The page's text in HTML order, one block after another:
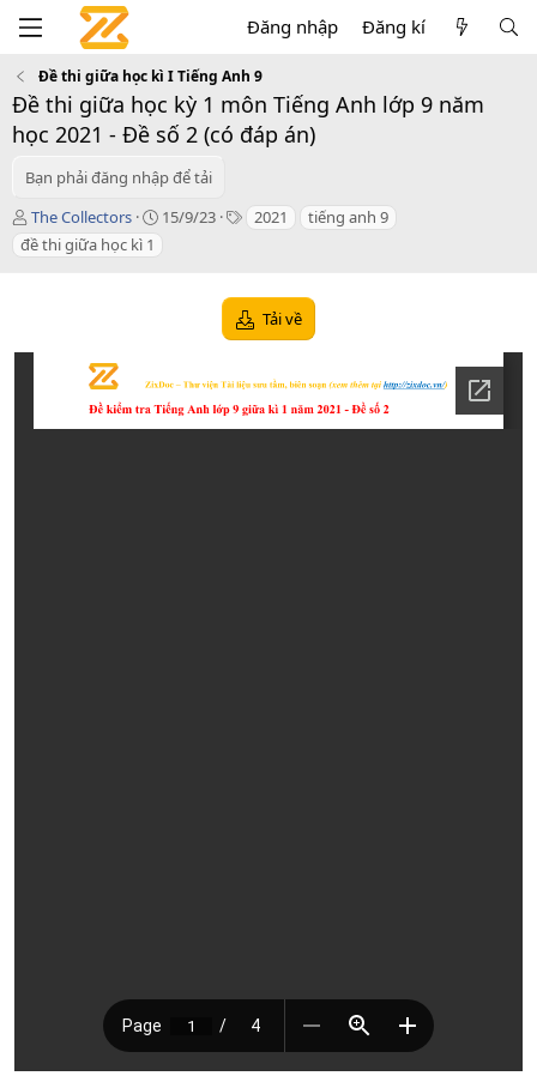
Đăng nhập Đăng kí
Đề thi giữa học kì I Tiếng Anh 9
Đề thi giữa học kỳ 1 môn Tiếng Anh lớp 9 năm
học 2021 - Đề số 2 (có đáp án)
Bạn phải đăng nhập để tải
T
á
c
The Collectors
C
d
a
t
15/9/23
T 2021
tiếng anh 9
đề thi giữa học kì 1
Tải về